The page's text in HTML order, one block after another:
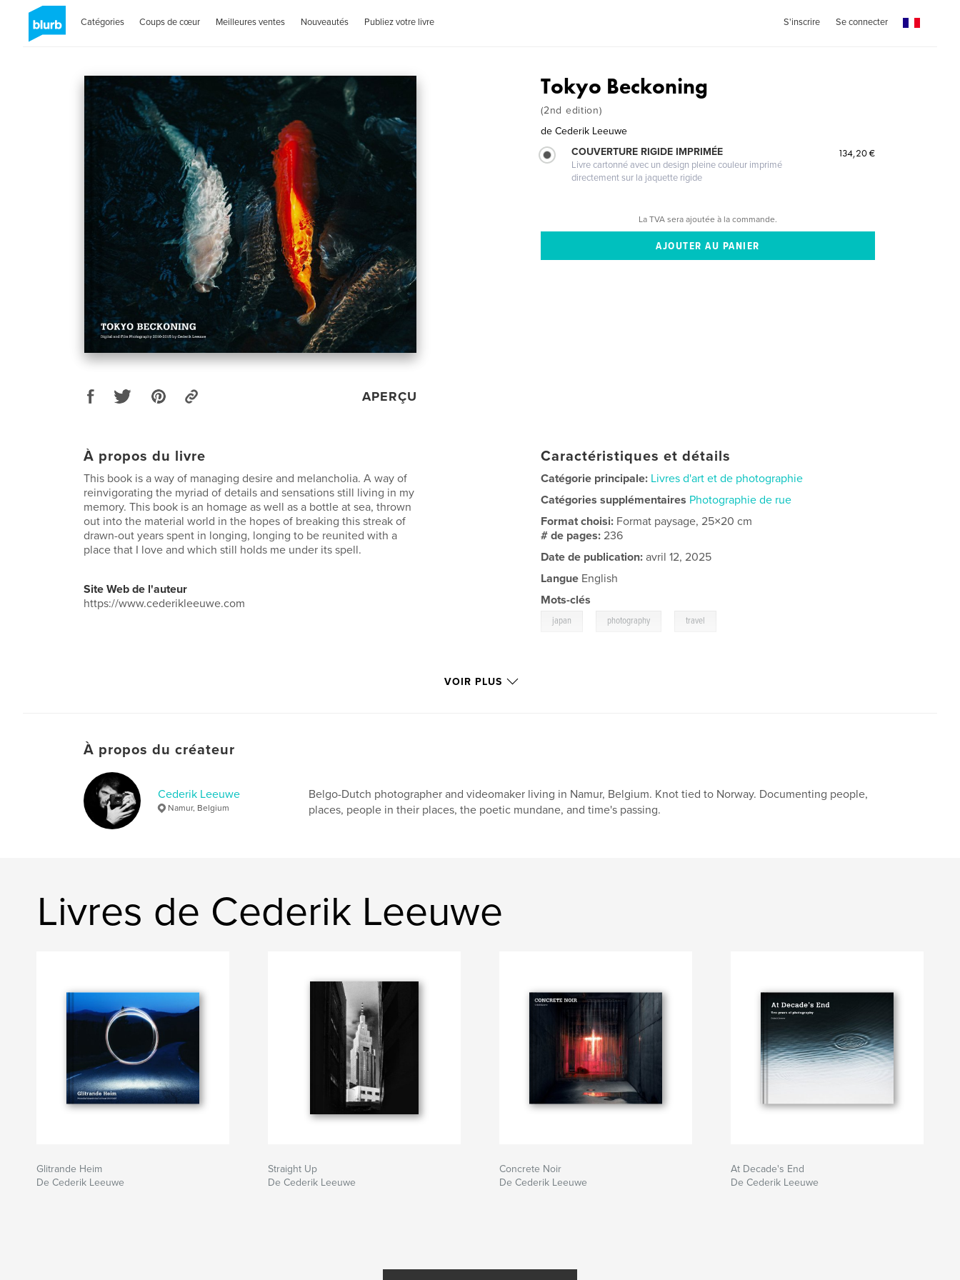
Catégories Coups de cœur Meilleures ventes Nouveautés Publiez votre livre S'inscrire Se connecter
APERÇU
Tokyo Beckoning
(2nd edition)
de Cederik Leeuwe
COUVERTURE RIGIDE IMPRIMÉE
Livre cartonné avec un design pleine couleur imprimé
directement sur la jaquette rigide
134,20 €
La TVA sera ajoutée à la commande.
À propos du livre
This book is a way of managing desire and melancholia. A way of
reinvigorating the myriad of details and sensations still living in my
memory. This book is an homage as well as a bottle at sea, thrown
out into the material world in the hopes of breaking this streak of
drawn-out years spent in longing, longing to be reunited with a
place that I love and which still holds me under its spell.
Site Web de l'auteur
https://www.cederikleeuwe.com
Caractéristiques et détails
Catégorie principale: Livres d'art et de photographie
Catégories supplémentaires Photographie de rue
Format choisi: Format paysage, 25×20 cm
# de pages:236
Date de publication: avril 12, 2025
Langue English
Mots-clés
japan photography travel
VOIR PLUS
À propos du créateur
Cederik Leeuwe
Namur, Belgium
Belgo-Dutch photographer and videomaker living in Namur, Belgium. Knot tied to Norway. Documenting people,
places, people in their places, the poetic mundane, and time's passing.
Livres de Cederik Leeuwe
Glitrande Heim
De Cederik Leeuwe
Straight Up
De Cederik Leeuwe
Concrete Noir
De Cederik Leeuwe
At Decade's End
De Cederik Leeuwe